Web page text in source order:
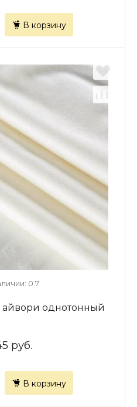
В корзину
0.7
однотонный
руб.
В корзину